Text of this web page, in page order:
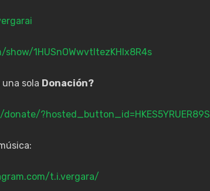
1HUSnOWwvtItezKHIx8R4s
sola Donación?
?hosted_button_id=HKES5YRUER89S
t.i.vergara/